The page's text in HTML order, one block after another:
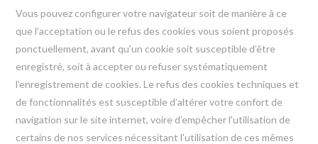
Vous pouvez configurer votre navigateur soit de manière à ce
que l’acceptation ou le refus des cookies vous soient proposés
ponctuellement, avant qu’un cookie soit susceptible d’être
enregistré, soit à accepter ou refuser systématiquement
l’enregistrement de cookies. Le refus des cookies techniques et
de fonctionnalités est susceptible d’altérer votre confort de
navigation sur le site internet, voire d’empêcher l'utilisation de
certains de nos services nécessitant l'utilisation de ces mêmes